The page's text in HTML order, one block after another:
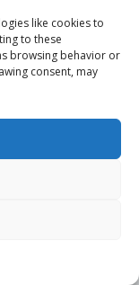
like cookies to
to these
browsing behavior or
consent, may
by